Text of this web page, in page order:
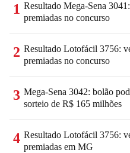
1 Resultado Mega-Sena
premiadas no concurso
2 Resultado Lotofácil 3756:
premiadas no concurso
3 Mega-Sena 3042: bolão
sorteio de R$ 165 milhões
4 Resultado Lotofácil 3756:
premiadas em MG